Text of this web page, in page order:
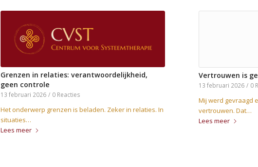
Grenzen in relaties: verantwoordelijkheid,
geen controle
13 februari 2026 / 0 Reacties
Het onderwerp grenzen is beladen. Zeker in relaties. In
situaties…
Lees meer
Vertrouwen is
13 februari 2026 / 0
Mij werd gevraagd
vertrouwen. Dat…
Lees meer